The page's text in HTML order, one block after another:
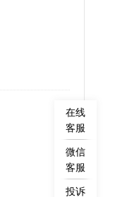
在线
客服
微信
客服
投诉